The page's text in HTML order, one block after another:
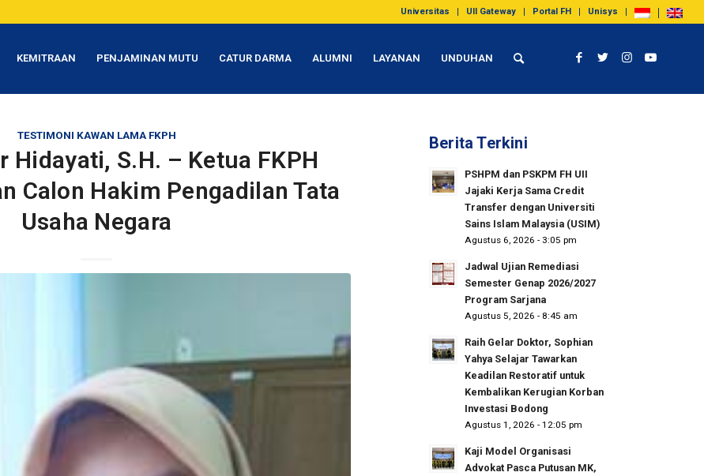
Universitas UII Gateway Portal FH Unisys
KEMITRAAN PENJAMINAN MUTU CATUR DARMA ALUMNI LAYANAN UNDUHAN
TESTIMONI KAWAN LAMA FKPH
Hidayati, S.H. – Ketua FKPH
Calon Hakim Pengadilan Tata
Usaha Negara
Berita Terkini
PSHPM dan PSKPM FH UII
Jajaki Kerja Sama Credit
Transfer dengan Universiti
Sains Islam Malaysia (USIM)
Agustus 6, 2026 - 3:05 pm
Jadwal Ujian Remediasi
Semester Genap 2026/2027
Program Sarjana
Agustus 5, 2026 - 8:45 am
Raih Gelar Doktor, Sophian
Yahya Selajar Tawarkan
Keadilan Restoratif untuk
Kembalikan Kerugian Korban
Investasi Bodong
Agustus 1, 2026 - 12:05 pm
Kaji Model Organisasi
Advokat Pasca Putusan MK,